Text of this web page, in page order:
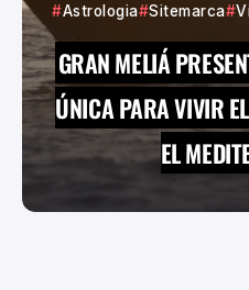
Astrologia Sitemarca
GRAN MELIÁ
ÚNICA PARA VIVIR
EL